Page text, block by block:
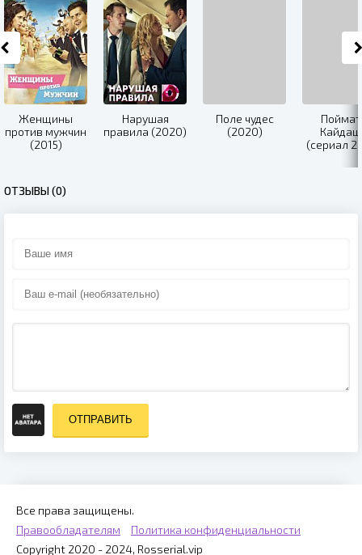
Женщины
против мужчин
(2015)
Нарушая
правила (2020)
Поле чудес
(2020)
(сериал
ОТЗЫВЫ (0)
ОТПРАВИТЬ
Все права защищены.
Правообладателям
Политика конфиденциальности
Copyright 2020 - 2024, Rosserial.vip